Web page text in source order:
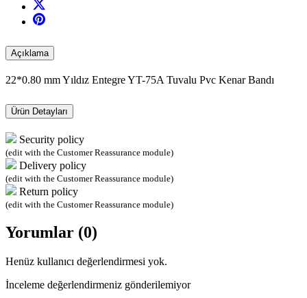
Açıklama
22*0.80 mm Yıldız Entegre YT-75A Tuvalu Pvc Kenar Bandı
Ürün Detayları
Security policy
(edit with the Customer Reassurance module)
Delivery policy
(edit with the Customer Reassurance module)
Return policy
(edit with the Customer Reassurance module)
Yorumlar (0)
Henüz kullanıcı değerlendirmesi yok.
İnceleme değerlendirmeniz gönderilemiyor